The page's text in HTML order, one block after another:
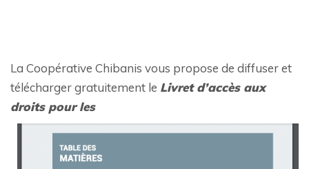
La Coopérative Chibanis vous propose de diffuser et
télécharger gratuitement le Livret d’accès aux
droits pour les